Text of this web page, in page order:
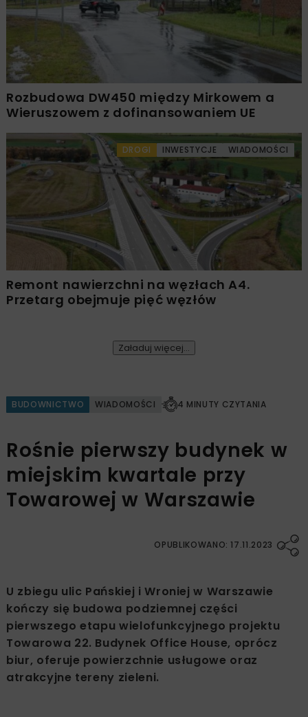
Rozbudowa DW450 między Mirkowem a
Wieruszowem z dofinansowaniem UE
DROGI INWESTYCJE WIADOMOŚCI
Remont nawierzchni na węzłach A4.
Przetarg obejmuje pięć węzłów
Załaduj więcej...
BUDOWNICTWO WIADOMOŚCI 4 MINUTY CZYTANIA
Rośnie pierwszy budynek w
miejskim kwartale przy
Towarowej w Warszawie
OPUBLIKOWANO: 17.11.2023
U zbiegu ulic Pańskiej i Wroniej w Warszawie
kończy się budowa podziemnej części
pierwszego etapu wielofunkcyjnego projektu
Towarowa 22. Budynek Office House, oprócz
biur, oferuje powierzchnie usługowe oraz
atrakcyjne tereny zieleni.